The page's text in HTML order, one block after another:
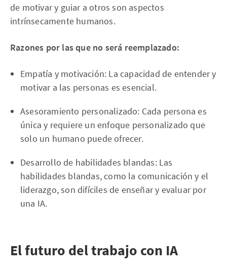
de motivar y guiar a otros son aspectos
intrínsecamente humanos.
Razones por las que no será reemplazado:
Empatía y motivación: La capacidad de entender y
motivar a las personas es esencial.
Asesoramiento personalizado: Cada persona es
única y requiere un enfoque personalizado que
solo un humano puede ofrecer.
Desarrollo de habilidades blandas: Las
habilidades blandas, como la comunicación y el
liderazgo, son difíciles de enseñar y evaluar por
una IA.
El futuro del trabajo con IA